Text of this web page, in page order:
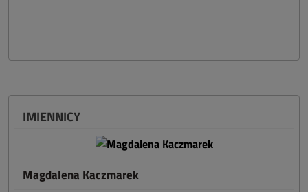
IMIENNICY
Magdalena Kaczmarek